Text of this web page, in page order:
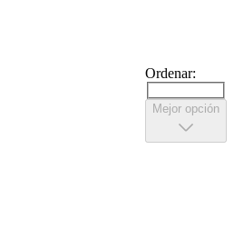
Ordenar:
Mejor opción